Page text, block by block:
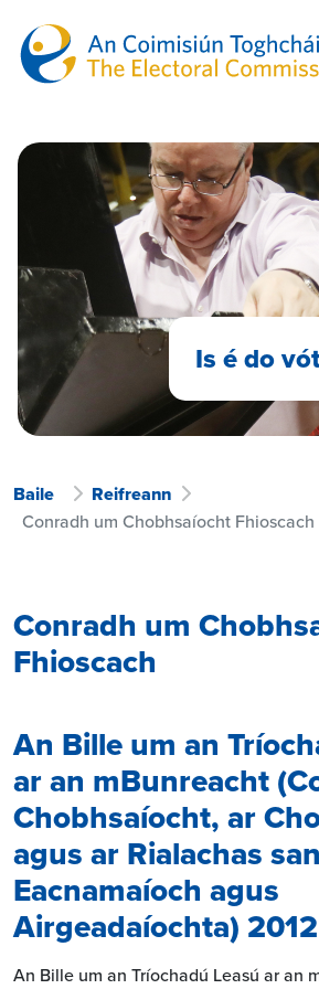
Is é do
Baile Reifreann
Conradh um Chobhsaíocht Fhioscach
Conradh um
Fhioscach
An Bille um an
ar an mBunreacht
Chobhsaíocht, ar
agus ar Rialachas
Eacnamaíoch agus
Airgeadaíochta) 2012
An Bille um an Tríochadú Leasú ar an